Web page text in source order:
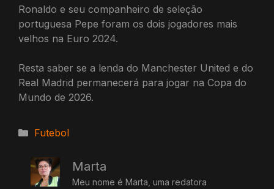
Ronaldo e seu companheiro de seleção
portuguesa Pepe foram os dois jogadores mais
velhos na Euro 2024.
Resta saber se a lenda do Manchester United e do
Real Madrid permanecerá para jogar na Copa do
Mundo de 2026.
Categorias
Futebol
Marta
Meu nome é Marta, uma redatora